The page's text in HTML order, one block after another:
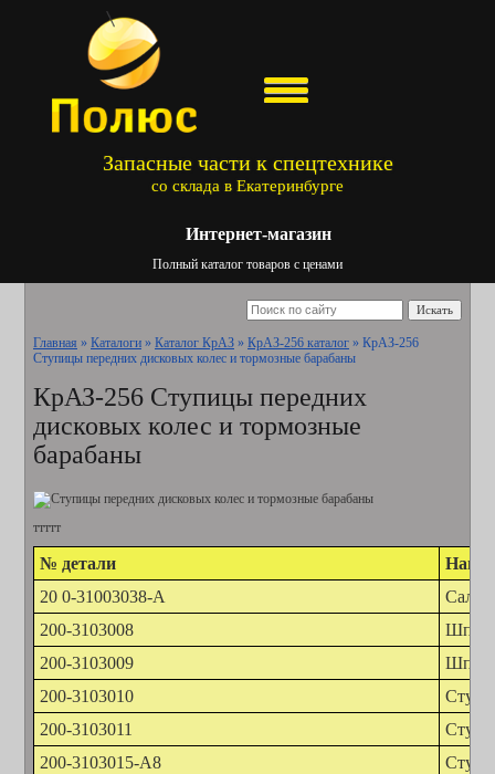
Запасные части к спецтехнике
со склада в Екатеринбурге
Интернет-магазин
Полный каталог товаров с ценами
Искать
Главная » Каталоги » Каталог КрАЗ » КрАЗ-256 каталог » КрАЗ-256
Ступицы передних дисковых колес и тормозные барабаны
КрАЗ-256 Ступицы передних
дисковых колес и тормозные
барабаны
ттттт
№ детали
20 0-31003038-А
200-3103008
200-3103009
200-3103010
200-3103011
200-3103015-А8